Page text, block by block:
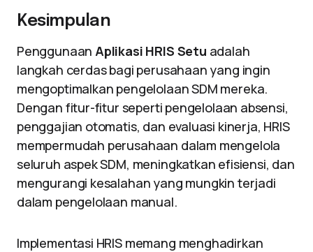
Kesimpulan
PenggunaanAplikasi HRIS Setu adalah
langkah cerdas bagi perusahaan yang ingin
mengoptimalkan pengelolaan SDM mereka.
Dengan fitur-fitur seperti pengelolaan absensi,
penggajian otomatis, dan evaluasi kinerja, HRIS
mempermudah perusahaan dalam mengelola
seluruh aspek SDM, meningkatkan efisiensi, dan
mengurangi kesalahan yang mungkin terjadi
dalam pengelolaan manual.
Implementasi HRIS memang menghadirkan